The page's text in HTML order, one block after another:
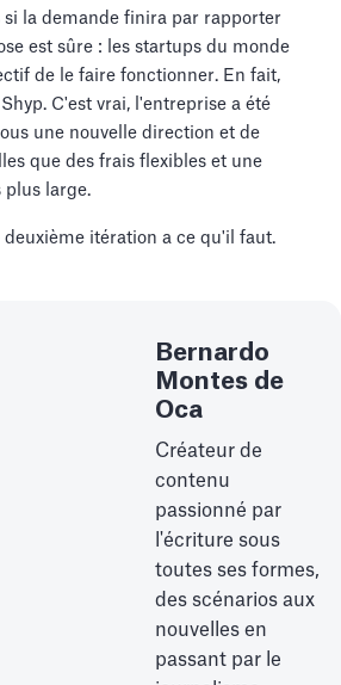
si la demande finira par rapporter
est sûre : les startups du monde
de le faire fonctionner. En fait,
C'est vrai, l'entreprise a été
une nouvelle direction et de
que des frais flexibles et une
plus large.
deuxième itération a ce qu'il faut.
Bernardo
Montes de
Oca
Créateur de
contenu
passionné par
l'écriture sous
toutes ses formes,
des scénarios aux
nouvelles en
passant par le